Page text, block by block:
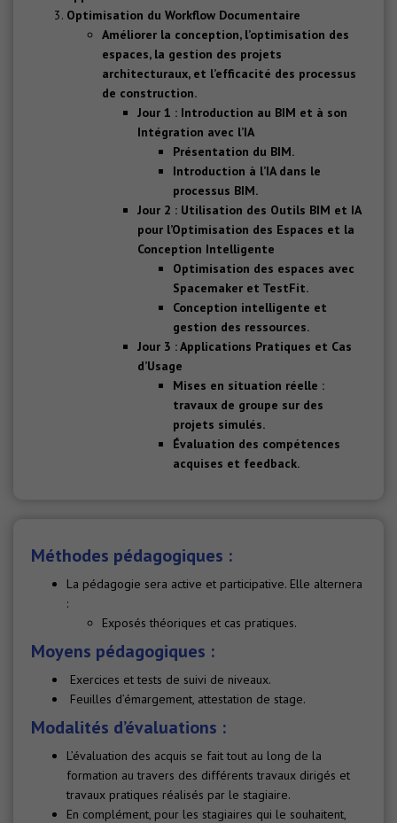
Optimisation du Workflow Documentaire
Améliorer la conception, l’optimisation des
espaces, la gestion des projets
architecturaux, et l’efficacité des processus
de construction.
Jour 1 : Introduction au BIM et à son
Intégration avec l’IA
Présentation du BIM.
Introduction à l’IA dans le
processus BIM.
Jour 2 : Utilisation des Outils BIM et IA
pour l’Optimisation des Espaces et la
Conception Intelligente
Optimisation des espaces avec
Spacemaker et TestFit.
Conception intelligente et
gestion des ressources.
Jour 3 : Applications Pratiques et Cas
d’Usage
Mises en situation réelle :
travaux de groupe sur des
projets simulés.
Évaluation des compétences
acquises et feedback.
Méthodes pédagogiques :
La pédagogie sera active et participative. Elle alternera
:
Exposés théoriques et cas pratiques.
Moyens pédagogiques :
Exercices et tests de suivi de niveaux.
Feuilles d’émargement, attestation de stage.
Modalités d’évaluations :
L’évaluation des acquis se fait tout au long de la
formation au travers des différents travaux dirigés et
travaux pratiques réalisés par le stagiaire.
En complément, pour les stagiaires qui le souhaitent,